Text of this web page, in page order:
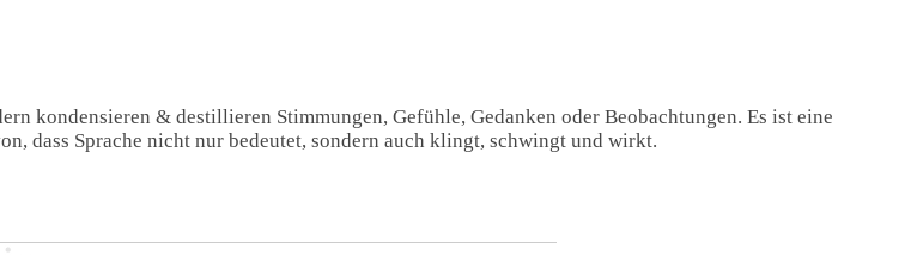
kondensieren & destillieren Stimmungen, Gefühle, Gedanken oder Beobachtungen. Es ist eine
dass Sprache nicht nur bedeutet, sondern auch klingt, schwingt und wirkt.